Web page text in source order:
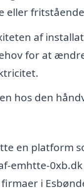
eller
af
for at
hos den
en platform
emhtte-
i